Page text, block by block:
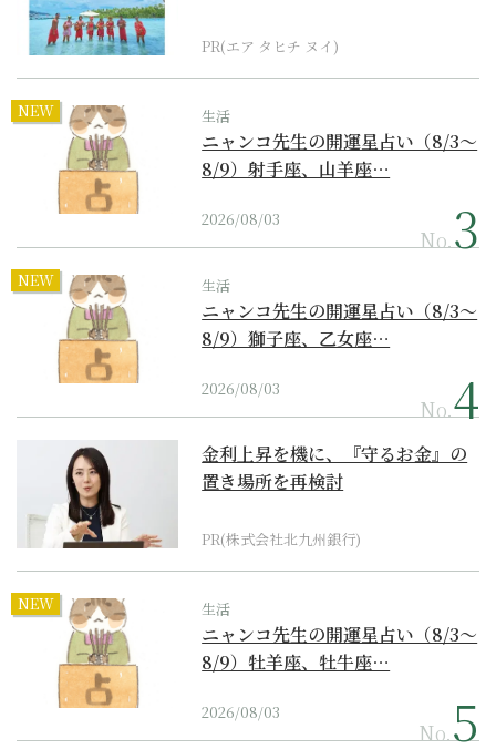
PR(エア タヒチ ヌイ)
NEW 生活
ニャンコ先生の開運星占い（8/3～
8/9）射手座、山羊座…
2026/08/03
No.
NEW 生活
ニャンコ先生の開運星占い（8/3～
8/9）獅子座、乙女座…
2026/08/03
No.
金利上昇を機に、『守るお金』の
置き場所を再検討
PR(株式会社北九州銀行)
NEW 生活
ニャンコ先生の開運星占い（8/3～
8/9）牡羊座、牡牛座…
2026/08/03
No.